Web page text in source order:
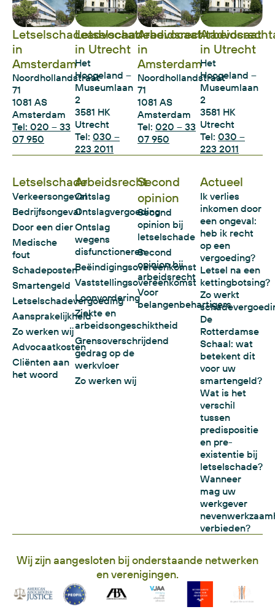
Letselschadeadvocaat
in
Amsterdam
Noordhollandstraat
71
1081 AS
Amsterdam
Tel: 020 – 33
07 950
Letselschadeadvocaat
in Utrecht
Het
Hoogeland –
Museumlaan
2
3581 HK
Utrecht
Tel: 030 –
223 2011
Arbeidsrechtadvocaat
in
Amsterdam
Noordhollandstraat
71
1081 AS
Amsterdam
Tel: 020 – 33
07 950
in Utrecht
Het
Hoogeland –
Museumlaan
2
3581 HK
Utrecht
Tel: 030 –
223 2011
Letselschade
Verkeersongeval
Bedrijfsongeval
Door een dier
Medische
fout
Schadeposten
Smartengeld
Letselschadevergoeding
Aansprakelijkheid
Zo werken wij
Advocaatkosten
Cliënten aan
het woord
Arbeidsrecht
Ontslag
Ontslagvergoeding
Ontslag
wegens
disfunctioneren
Beëindigingsovereenkomst
Vaststellingsovereenkomst
Loonvordering
Ziekte en
arbeidsongeschiktheid
Grensoverschrijdend
gedrag op de
werkvloer
Zo werken wij
Second
opinion
Second
opinion bij
letselschade
Second
opinion bij
arbeidsrecht
Voor
belangenbehartigers
Actueel
Ik verlies
inkomen door
een ongeval:
heb ik recht
op een
vergoeding?
Letsel na een
kettingbotsing?
Zo werkt
De
Rotterdamse
Schaal: wat
betekent dit
voor uw
smartengeld?
Wat is het
verschil
tussen
predispositie
en pre-
existentie bij
letselschade?
Wanneer
mag uw
werkgever
verbieden?
Wij zijn aangesloten bij onderstaande netwerken
en verenigingen.